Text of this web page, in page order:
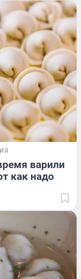
варили
как надо